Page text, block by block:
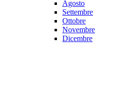
Agosto
Settembre
Ottobre
Novembre
Dicembre